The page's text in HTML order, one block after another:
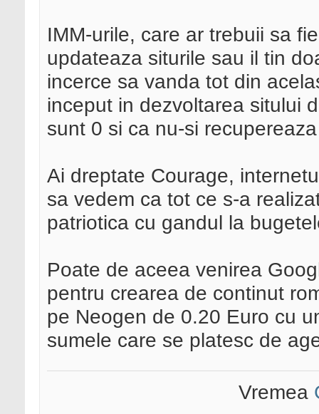
IMM-urile, care ar trebuii sa
updateaza siturile sau il tin
incerce sa vanda tot din
inceput in dezvoltarea sitului
sunt 0 si ca nu-si
Ai dreptate Courage,
sa vedem ca tot ce s-a
patriotica cu gandul la
Poate de aceea venirea
pentru crearea de continut
pe Neogen de 0.20 Euro cu
sumele care se platesc de
Vremea